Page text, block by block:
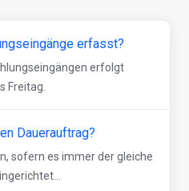
erfasst?
erfolgt
Freitag.
Dauerauftrag?
sofern es immer der gleiche